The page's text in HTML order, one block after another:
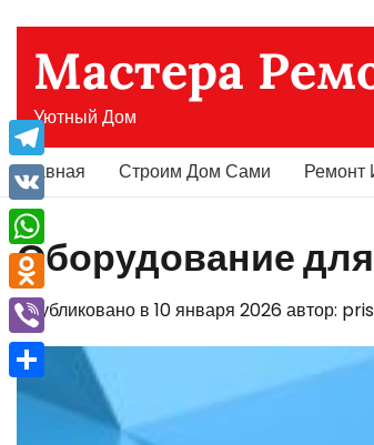
содержимому
Мастера
Уютный Дом
Главная Строим Дом Сами Ремонт
Оборудование
Опубликовано в 10 января 2026автор:
Telegram
VK
WhatsApp
Odnoklassniki
Viber
Отправить